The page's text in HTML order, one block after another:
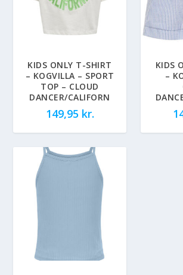
KIDS ONLY T-SHIRT
– KOGVILLA – SPORT
TOP – CLOUD
DANCER/CALIFORN
149,95 kr.
KIDS
–